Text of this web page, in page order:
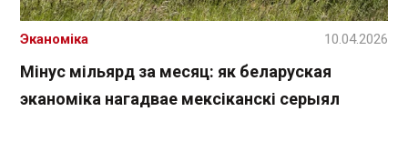
Мінус мільярд за месяц: як беларуская
эканоміка нагадвае мексіканскі серыял
Эканоміка 10.04.2026